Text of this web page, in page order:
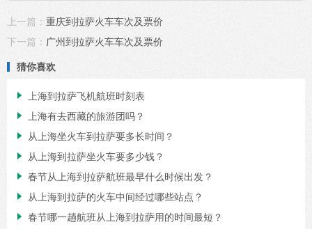
上一篇： 重庆到拉萨火车车次及票价
下一篇： 广州到拉萨火车车次及票价
猜你喜欢
 上海到拉萨飞机航班时刻表
 上海有去西藏的旅游团吗？
 从上海坐火车到拉萨要多长时间？
 从上海到拉萨坐火车要多少钱？
 春节从上海到拉萨航班最早什么时候出发？
 从上海到拉萨的火车中间经过哪些站点？
 春节哪一趟航班从上海到拉萨用的时间最短？